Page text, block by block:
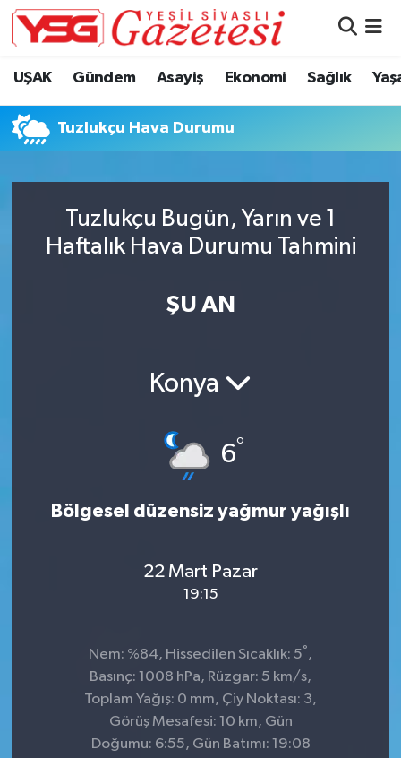
UŞAK Gündem Asayiş Ekonomi Sağlık
Tuzlukçu Hava Durumu
Tuzlukçu Bugün, Yarın ve 1
Haftalık Hava Durumu Tahmini
ŞU AN
Konya
6°
Bölgesel düzensiz yağmur yağışlı
22 Mart Pazar
19:15
Nem: %84, Hissedilen Sıcaklık: 5° ,
Basınç: 1008 hPa, Rüzgar: 5 km/s,
Toplam Yağış: 0 mm, Çiy Noktası: 3,
Görüş Mesafesi: 10 km, Gün
Doğumu: 6:55, Gün Batımı: 19:08
Süper Lig Puan Durumu ve Fikstür